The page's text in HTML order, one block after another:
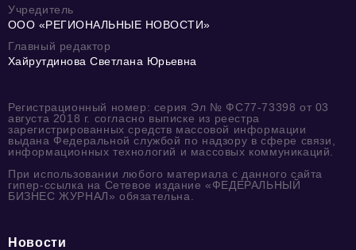
Учредитель
ООО «РЕГИОНАЛЬНЫЕ НОВОСТИ»
Главный редактор
Хайрутдинова Светлана Юрьевна
Регистрационный номер: серия Эл № ФС77-73398 от 03
августа 2018 г. согласно выписке из реестра
зарегистрированных средств массовой информации
выдана Федеральной службой по надзору в сфере связи,
информационных технологий и массовых коммуникаций.
При использовании любого материала с данного сайта
гипер-ссылка на Сетевое издание «ФЕДЕРАЛЬНЫЙ
БИЗНЕС ЖУРНАЛ» обязательна.
Новости